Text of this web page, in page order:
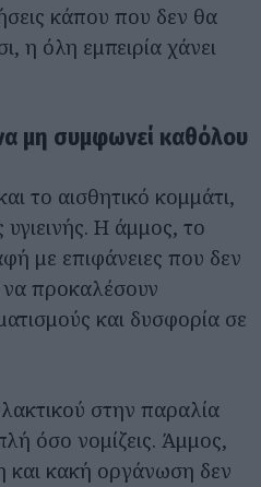
κάπου που δεν θα
η όλη εμπειρία χάνει
μη συμφωνεί καθόλου
το αισθητικό κομμάτι,
υγιεινής. Η άμμος, το
με επιφάνειες που δεν
να προκαλέσουν
και δυσφορία σε
στην παραλία
όσο νομίζεις. Άμμος,
και κακή οργάνωση δεν